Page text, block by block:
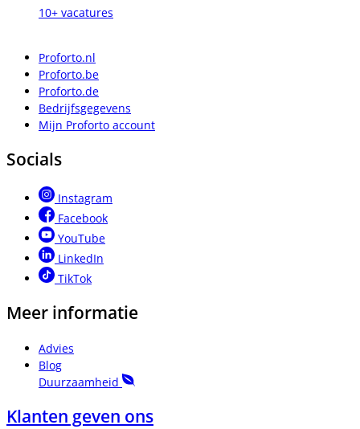
10+ vacatures
Proforto.nl
Proforto.be
Proforto.de
Bedrijfsgegevens
Mijn Proforto account
Socials
Instagram
Facebook
YouTube
LinkedIn
TikTok
Meer informatie
Advies
Blog
Duurzaamheid
Klanten geven ons